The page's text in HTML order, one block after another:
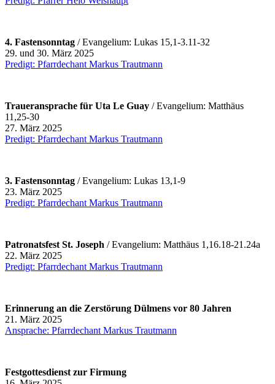
4. Fastensonntag / Evangelium: Lukas 15,1-3.11-32
29. und 30. März 2025
Predigt: Pfarrdechant Markus Trautmann
Traueransprache für Uta Le Guay / Evangelium: Matthäus
11,25-30
27. März 2025
Predigt: Pfarrdechant Markus Trautmann
3. Fastensonntag / Evangelium: Lukas 13,1-9
23. März 2025
Predigt: Pfarrdechant Markus Trautmann
Patronatsfest St. Joseph / Evangelium: Matthäus 1,16.18-21.24a
22. März 2025
Predigt: Pfarrdechant Markus Trautmann
Erinnerung an die Zerstörung Dülmens vor 80 Jahren
21. März 2025
Ansprache: Pfarrdechant Markus Trautmann
Festgottesdienst zur Firmung